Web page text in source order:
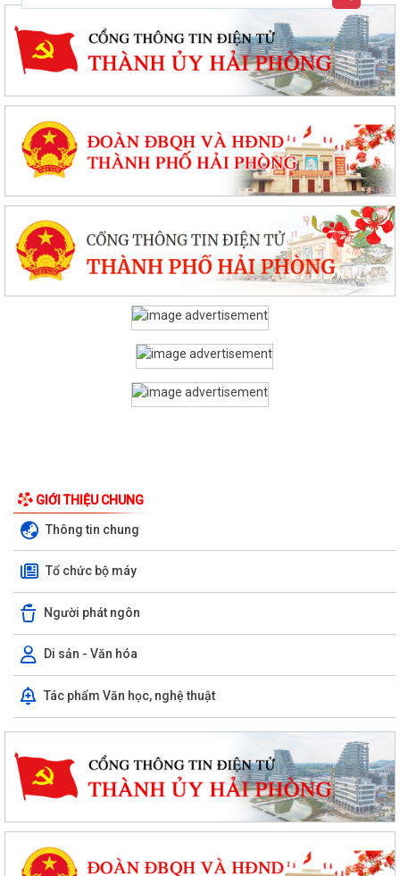
GIỚI THIỆU CHUNG
Thông tin chung
Tổ chức bộ máy
Người phát ngôn
Di sản - Văn hóa
Tác phẩm Văn học, nghệ thuật